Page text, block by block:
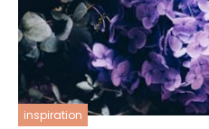
inspiration